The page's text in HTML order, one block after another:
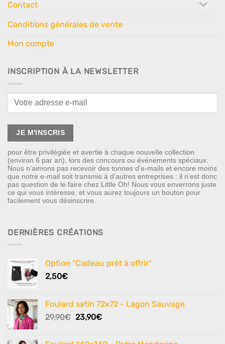
Contact
Conditions générales de vente
Mon compte
INSCRIPTION À LA NEWSLETTER
pour être privilégiée et avertie à chaque nouvelle collection
(environ 6 par an), lors des concours ou événements spéciaux.
Nous n’aimons pas recevoir des tonnes d’e-mails et encore moins
que notre e-mail soit transmis à d’autres entreprises : il n’est donc
pas question de le faire chez Little Oh! Nous vous enverrons juste
ce qui vous intéresse, et vous aurez toujours un bouton pour
facilement vous désinscrire.
DERNIÈRES CRÉATIONS
Option "Cadeau prêt à offrir"
2,50€
Foulard satin 72x72 - Lagon Sauvage
29,90€ Le
23,90€Le